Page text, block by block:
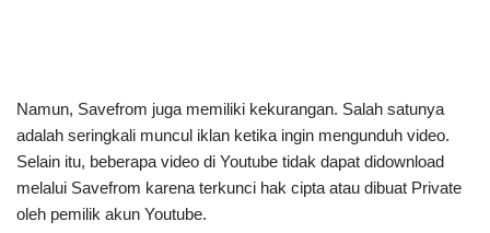
Namun, Savefrom juga memiliki kekurangan. Salah satunya
adalah seringkali muncul iklan ketika ingin mengunduh video.
Selain itu, beberapa video di Youtube tidak dapat didownload
melalui Savefrom karena terkunci hak cipta atau dibuat Private
oleh pemilik akun Youtube.